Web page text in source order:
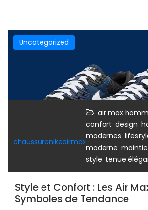
Uncategorized
chaussurenikeairmax
air max
confort design
modernes
moderne
style tenue
Style et Confort : Les Air
Symboles de Tendance